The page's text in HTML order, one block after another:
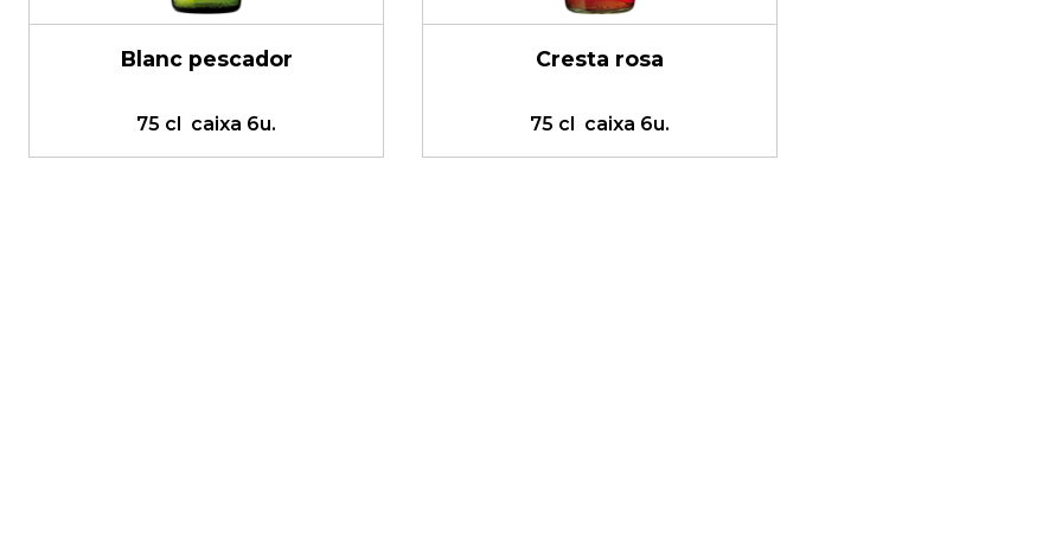
Blanc pescador
75 cl caixa 6u.
Cresta rosa
75 cl caixa 6u.